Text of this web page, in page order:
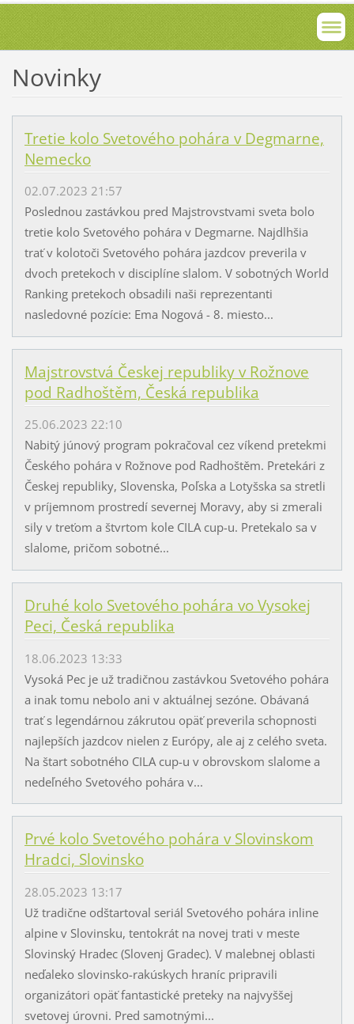
Novinky
Tretie kolo Svetového pohára v Degmarne,
Nemecko
02.07.2023 21:57
Poslednou zastávkou pred Majstrovstvami sveta bolo
tretie kolo Svetového pohára v Degmarne. Najdlhšia
trať v kolotoči Svetového pohára jazdcov preverila v
dvoch pretekoch v disciplíne slalom. V sobotných World
Ranking pretekoch obsadili naši reprezentanti
nasledovné pozície: Ema Nogová - 8. miesto...
Majstrovstvá Českej republiky v Rožnove
pod Radhoštěm, Česká republika
25.06.2023 22:10
Nabitý júnový program pokračoval cez víkend pretekmi
Českého pohára v Rožnove pod Radhoštěm. Pretekári z
Českej republiky, Slovenska, Poľska a Lotyšska sa stretli
v príjemnom prostredí severnej Moravy, aby si zmerali
sily v treťom a štvrtom kole CILA cup-u. Pretekalo sa v
slalome, pričom sobotné...
Druhé kolo Svetového pohára vo Vysokej
Peci, Česká republika
18.06.2023 13:33
Vysoká Pec je už tradičnou zastávkou Svetového pohára
a inak tomu nebolo ani v aktuálnej sezóne. Obávaná
trať s legendárnou zákrutou opäť preverila schopnosti
najlepších jazdcov nielen z Európy, ale aj z celého sveta.
Na štart sobotného CILA cup-u v obrovskom slalome a
nedeľného Svetového pohára v...
Prvé kolo Svetového pohára v Slovinskom
Hradci, Slovinsko
28.05.2023 13:17
Už tradične odštartoval seriál Svetového pohára inline
alpine v Slovinsku, tentokrát na novej trati v meste
Slovinský Hradec (Slovenj Gradec). V malebnej oblasti
neďaleko slovinsko-rakúskych hraníc pripravili
organizátori opäť fantastické preteky na najvyššej
svetovej úrovni. Pred samotnými...